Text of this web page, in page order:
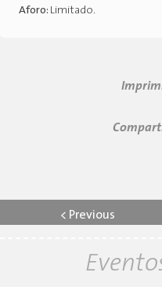
Aforo: Limitado.
< Previous